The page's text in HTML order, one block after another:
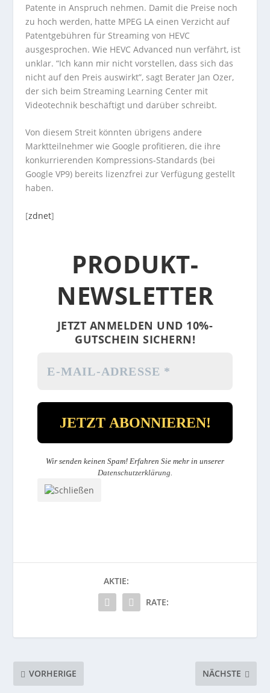
Patente in Anspruch nehmen. Damit die Preise noch
zu hoch werden, hatte MPEG LA einen Verzicht auf
Patentgebühren für Streaming von HEVC
ausgesprochen. Wie HEVC Advanced nun verfährt, ist
unklar. “Ich kann mir nicht vorstellen, dass sich das
nicht auf den Preis auswirkt”, sagt Berater Jan Ozer,
der sich beim Streaming Learning Center mit
Videotechnik beschäftigt und darüber schreibt.
Von diesem Streit könnten übrigens andere
Marktteilnehmer wie Google profitieren, die ihre
konkurrierenden Kompressions-Standards (bei
Google VP9) bereits lizenzfrei zur Verfügung gestellt
haben.
[zdnet]
PRODUKT-
NEWSLETTER
JETZT ANMELDEN UND 10%-
GUTSCHEIN SICHERN!
Wir senden keinen Spam! Erfahren Sie mehr in unserer
Datenschutzerklärung
AKTIE:
RATE:
VORHERIGE NÄCHSTE